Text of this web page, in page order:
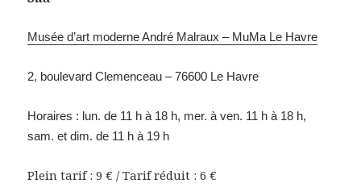
Musée d’art moderne André Malraux – MuMa Le Havre
2, boulevard Clemenceau – 76600 Le Havre
Horaires : lun. de 11 h à 18 h, mer. à ven. 11 h à 18 h,
sam. et dim. de 11 h à 19 h
Plein tarif : 9 € / Tarif réduit : 6 €